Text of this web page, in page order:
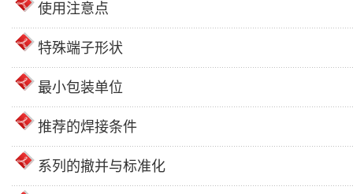
使用注意点
特殊端子形状
最小包装单位
推荐的焊接条件
系列的撤并与标准化